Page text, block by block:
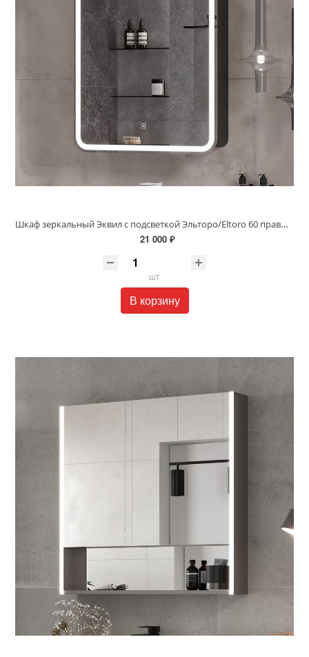
Шкаф зеркальный Эквил с подсветкой Эльторо/Eltoro 60 правый черный софт szELTR60.R
21 000 ₽
шт
В корзину